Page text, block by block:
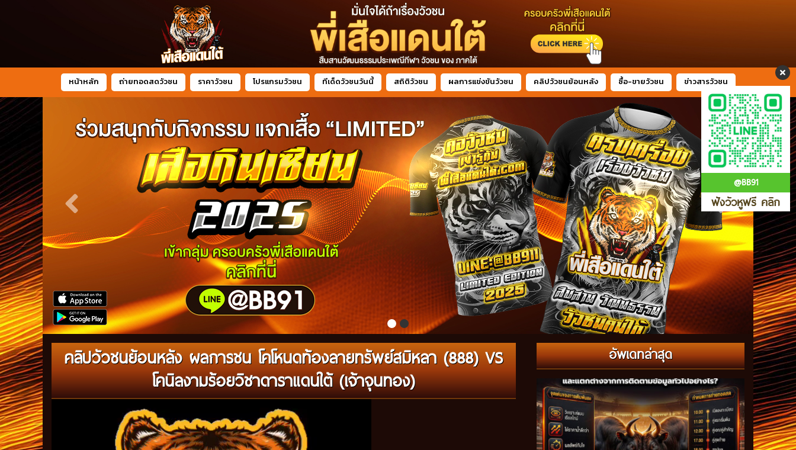
@BB91
ฟังวัวหูฟรี คลิก
หน้าหลัก ถ่ายทอดสดวัวชน ราคาวัวชน โปรแกรมวัวชน ทีเด็ดวัวชนวันนี้ สถิติวัวชน ผลการแข่งขันวัวชน คลิปวัวชนย้อนหลัง ซื้อ-ขายวัวชน ข่าวสารวัวชน
คลิปวัวชนย้อนหลัง ผลการชน โคโหนดท้องลายทรัพย์สมิหลา (888) VS
โคนิลงามร้อยวิชาดาราแดนใต้ (เจ้าจุนทอง)
อัพเดทล่าสุด